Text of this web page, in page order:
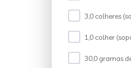
3,0 colheres
1,0 colher
30,0 gramas